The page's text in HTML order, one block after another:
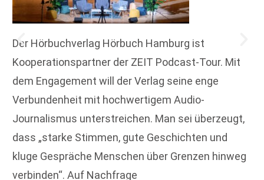
Der Hörbuchverlag Hörbuch Hamburg ist
Kooperationspartner der ZEIT Podcast-Tour. Mit
dem Engagement will der Verlag seine enge
Verbundenheit mit hochwertigem Audio-
Journalismus unterstreichen. Man sei überzeugt,
dass „starke Stimmen, gute Geschichten und
kluge Gespräche Menschen über Grenzen hinweg
verbinden“. Auf Nachfrage